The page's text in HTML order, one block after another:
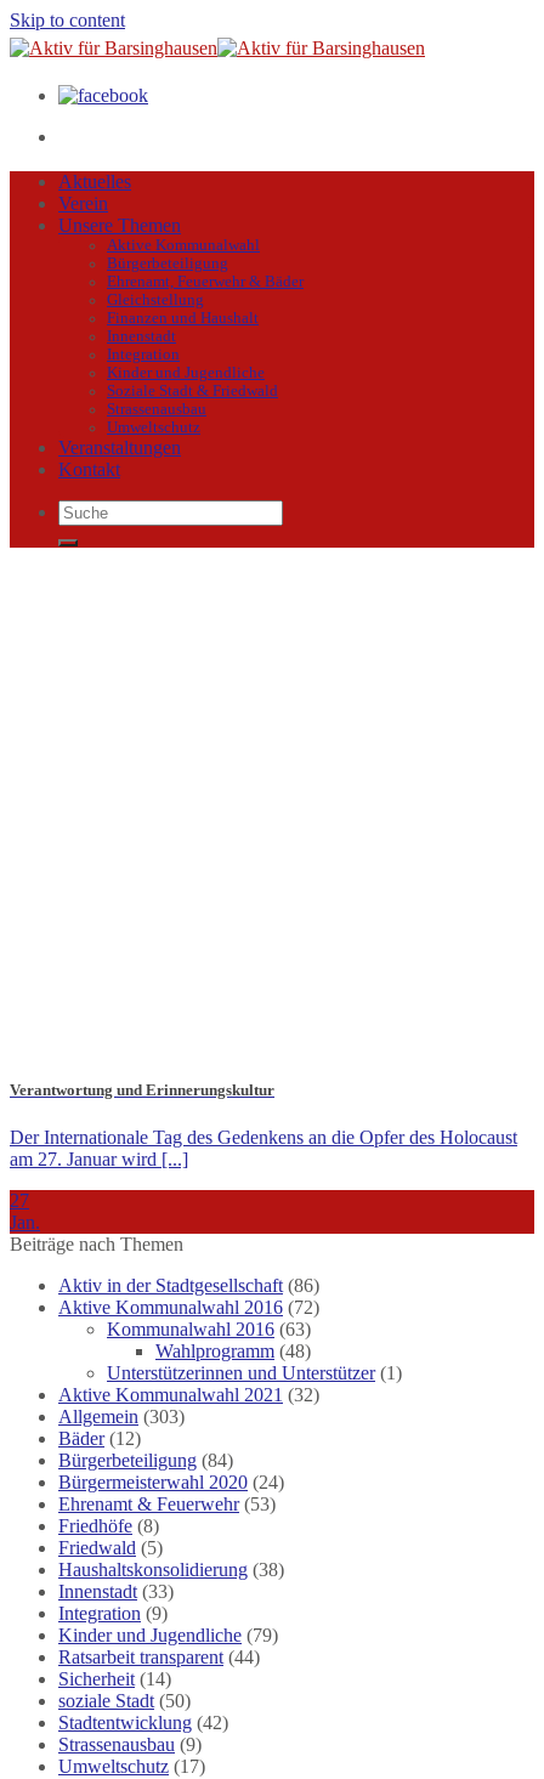
Skip to content
Aktuelles
Verein
Unsere Themen
Aktive Kommunalwahl
Bürgerbeteiligung
Ehrenamt, Feuerwehr & Bäder
Gleichstellung
Finanzen und Haushalt
Innenstadt
Integration
Kinder und Jugendliche
Soziale Stadt & Friedwald
Strassenausbau
Umweltschutz
Veranstaltungen
Kontakt
Verantwortung und Erinnerungskultur
Der Internationale Tag des Gedenkens an die Opfer des Holocaust
am 27. Januar wird [...]
27
Jan.
Beiträge nach Themen
Aktiv in der Stadtgesellschaft (86)
Aktive Kommunalwahl 2016 (72)
Kommunalwahl 2016 (63)
Wahlprogramm (48)
Unterstützerinnen und Unterstützer(1)
Aktive Kommunalwahl 2021 (32)
Allgemein (303)
Bäder(12)
Bürgerbeteiligung (84)
Bürgermeisterwahl 2020 (24)
Ehrenamt & Feuerwehr(53)
Friedhöfe (8)
Friedwald (5)
Haushaltskonsolidierung (38)
Innenstadt (33)
Integration (9)
Kinder und Jugendliche (79)
Ratsarbeit transparent (44)
Sicherheit (14)
soziale Stadt (50)
Stadtentwicklung (42)
Strassenausbau (9)
Umweltschutz (17)